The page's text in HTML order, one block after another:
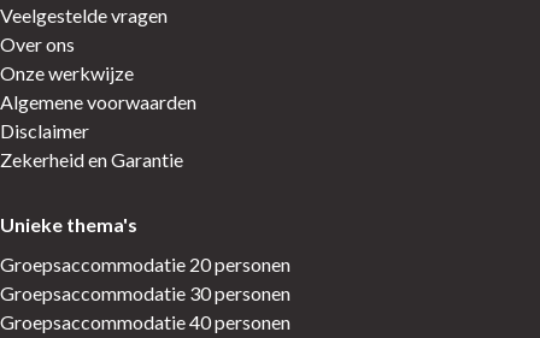
Veelgestelde vragen
Over ons
Onze werkwijze
Algemene voorwaarden
Disclaimer
Zekerheid en Garantie
Unieke thema's
Groepsaccommodatie 20 personen
Groepsaccommodatie 30 personen
Groepsaccommodatie 40 personen